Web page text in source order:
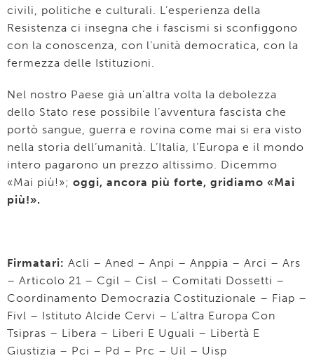
civili, politiche e culturali. L’esperienza della
Resistenza ci insegna che i fascismi si sconfiggono
con la conoscenza, con l’unità democratica, con la
fermezza delle Istituzioni.
Nel nostro Paese già un’altra volta la debolezza
dello Stato rese possibile l’avventura fascista che
portò sangue, guerra e rovina come mai si era visto
nella storia dell’umanità. L’Italia, l’Europa e il mondo
intero pagarono un prezzo altissimo. Dicemmo
«Mai più!»; oggi, ancora più forte, gridiamo «Mai
più!».
Firmatari: Acli – Aned – Anpi – Anppia – Arci – Ars
– Articolo 21 – Cgil – Cisl – Comitati Dossetti –
Coordinamento Democrazia Costituzionale – Fiap –
Fivl – Istituto Alcide Cervi – L’altra Europa Con
Tsipras – Libera – Liberi E Uguali – Libertà E
Giustizia – Pci – Pd – Prc – Uil – Uisp